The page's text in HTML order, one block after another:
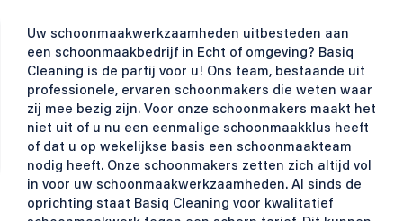
Uw schoonmaakwerkzaamheden uitbesteden aan
een schoonmaakbedrijf in Echt of omgeving? Basiq
Cleaning is de partij voor u! Ons team, bestaande uit
professionele, ervaren schoonmakers die weten waar
zij mee bezig zijn. Voor onze schoonmakers maakt het
niet uit of u nu een eenmalige schoonmaakklus heeft
of dat u op wekelijkse basis een schoonmaakteam
nodig heeft. Onze schoonmakers zetten zich altijd vol
in voor uw schoonmaakwerkzaamheden. Al sinds de
oprichting staat Basiq Cleaning voor kwalitatief